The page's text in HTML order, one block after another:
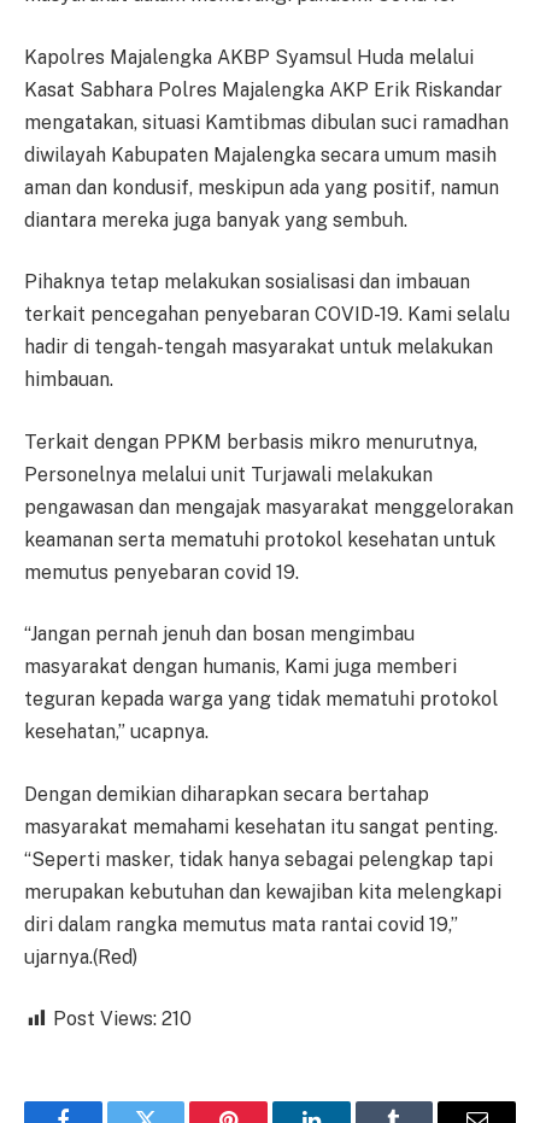
Kapolres Majalengka AKBP Syamsul Huda melalui
Kasat Sabhara Polres Majalengka AKP Erik Riskandar
mengatakan, situasi Kamtibmas dibulan suci ramadhan
diwilayah Kabupaten Majalengka secara umum masih
aman dan kondusif, meskipun ada yang positif, namun
diantara mereka juga banyak yang sembuh.
Pihaknya tetap melakukan sosialisasi dan imbauan
terkait pencegahan penyebaran COVID-19. Kami selalu
hadir di tengah-tengah masyarakat untuk melakukan
himbauan.
Terkait dengan PPKM berbasis mikro menurutnya,
Personelnya melalui unit Turjawali melakukan
pengawasan dan mengajak masyarakat menggelorakan
keamanan serta mematuhi protokol kesehatan untuk
memutus penyebaran covid 19.
“Jangan pernah jenuh dan bosan mengimbau
masyarakat dengan humanis, Kami juga memberi
teguran kepada warga yang tidak mematuhi protokol
kesehatan,” ucapnya.
Dengan demikian diharapkan secara bertahap
masyarakat memahami kesehatan itu sangat penting.
“Seperti masker, tidak hanya sebagai pelengkap tapi
merupakan kebutuhan dan kewajiban kita melengkapi
diri dalam rangka memutus mata rantai covid 19,”
ujarnya.(Red)
Post Views: 210